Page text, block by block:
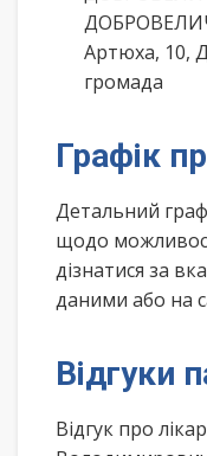
Артюха, 10,
громада
Графік
Детальний
щодо
дізнатися за
даними або на
Відгуки
Відгук про